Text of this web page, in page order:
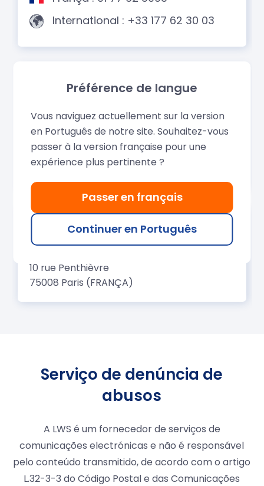
Serviço de denúncia de
abusos
A LWS é um fornecedor de serviços de
comunicações electrónicas e não é responsável
pelo conteúdo transmitido, de acordo com o artigo
L.32-3-3 do Código Postal e das Comunicações
Préférence de langue
Vous naviguez actuellement sur la version
en Português de notre site. Souhaitez-vous
passer à la version française pour une
expérience plus pertinente ?
Passer en français
Continuer en Português